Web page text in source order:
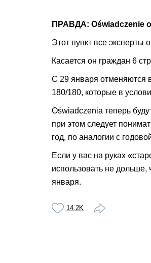
ПРАВДА: Oświadczenie
Этот пункт все
Касается он граждан 6
С 29 января отменяются
180/180, которые в
Оświadczenia теперь
при этом следует
год, по аналогии с
Если у вас на руках
использовать не дольше,
января.
14.2K